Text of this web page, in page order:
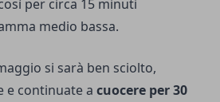
per circa 15 minuti
medio bassa.
si sarà ben sciolto,
e continuate a cuocere per 30